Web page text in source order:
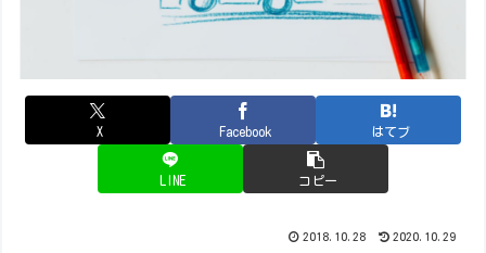
X Facebook はてブ
LINE コピー
2018.10.28 2020.10.29